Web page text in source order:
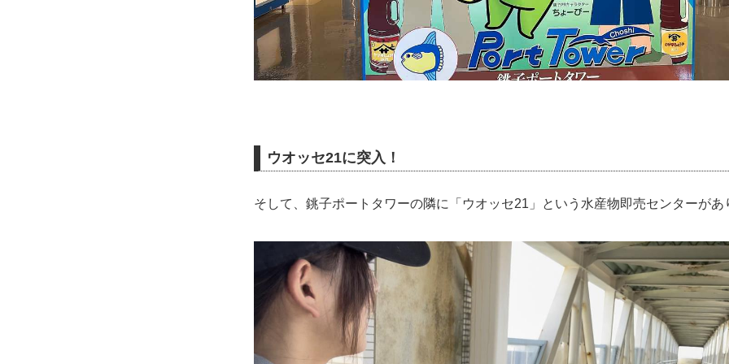
ウオッセ21に突入！
そして、銚子ポートタワーの隣に「ウオッセ21」という水産物即売センターがあ